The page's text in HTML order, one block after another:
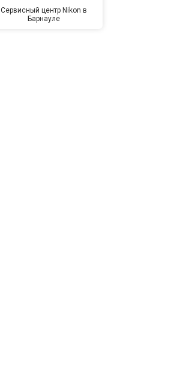
Сервисный центр Nikon в
Барнауле